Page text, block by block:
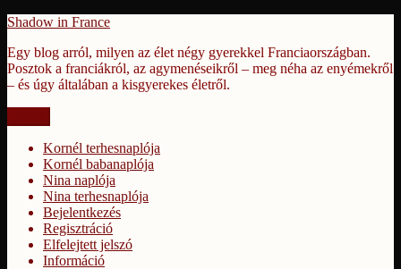
Tartalomhoz
Shadow in France
Egy blog arról, milyen az élet négy gyerekkel Franciaországban.
Posztok a franciákról, az agymenéseikről – meg néha az enyémekről
– és úgy általában a kisgyerekes életről.
Kornél terhesnaplója
Kornél babanaplója
Nina naplója
Nina terhesnaplója
Bejelentkezés
Regisztráció
Elfelejtett jelszó
Információ